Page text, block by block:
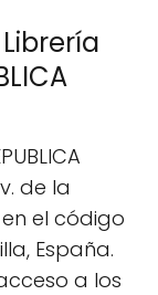
de la
el código
España.
a los